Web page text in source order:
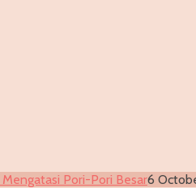
Pori-Pori Besar6